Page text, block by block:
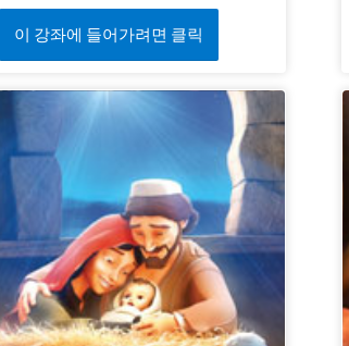
이 강좌에 들어가려면 클릭